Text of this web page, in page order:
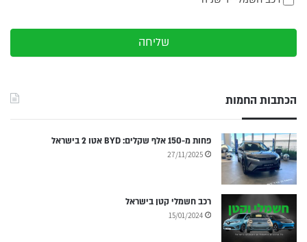
שליחה
הכתבות החמות
פחות מ-150 אלף שקלים: BYD אטו 2 בישראל
27/11/2025
רכב חשמלי קטן בישראל
15/01/2024